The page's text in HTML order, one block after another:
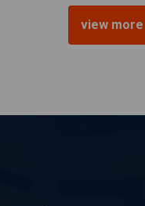
view more